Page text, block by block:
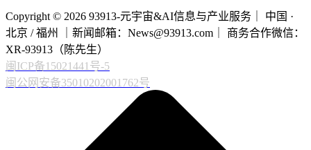
Copyright © 2026 93913-元宇宙&AI信息与产业服务｜ 中国 ·
北京 / 福州 ｜新闻邮箱：News@93913.com｜ 商务合作微信：
XR-93913（陈先生）
闽ICP备15021441号-5
闽公网安备35010202001762号